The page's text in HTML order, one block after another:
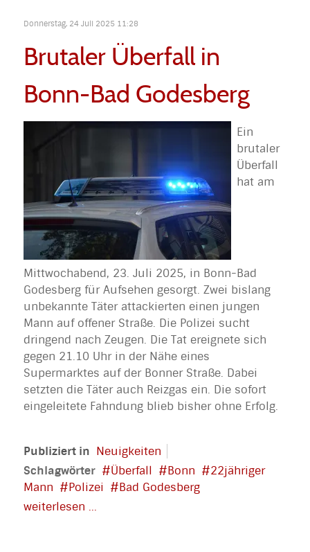
Donnerstag, 24 Juli 2025 11:28
Brutaler Überfall in
Bonn-Bad Godesberg
Ein
brutaler
Überfall
hat am
Mittwochabend, 23. Juli 2025, in Bonn-Bad
Godesberg für Aufsehen gesorgt. Zwei bislang
unbekannte Täter attackierten einen jungen
Mann auf offener Straße. Die Polizei sucht
dringend nach Zeugen. Die Tat ereignete sich
gegen 21.10 Uhr in der Nähe eines
Supermarktes auf der Bonner Straße. Dabei
setzten die Täter auch Reizgas ein. Die sofort
eingeleitete Fahndung blieb bisher ohne Erfolg.
Publiziert in Neuigkeiten
Schlagwörter
Überfall Bonn
22jähriger
Mann
Polizei
Bad Godesberg
weiterlesen ...